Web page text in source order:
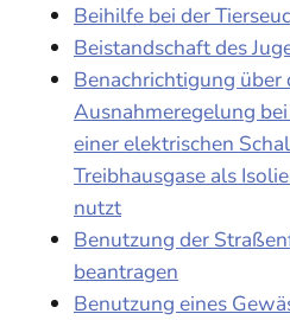
Beihilfe bei der
Beistandschaft des
Benachrichtigung
Ausnahmeregelung
einer elektrischen
Treibhausgase als
nutzt
Benutzung der
beantragen
Benutzung eines